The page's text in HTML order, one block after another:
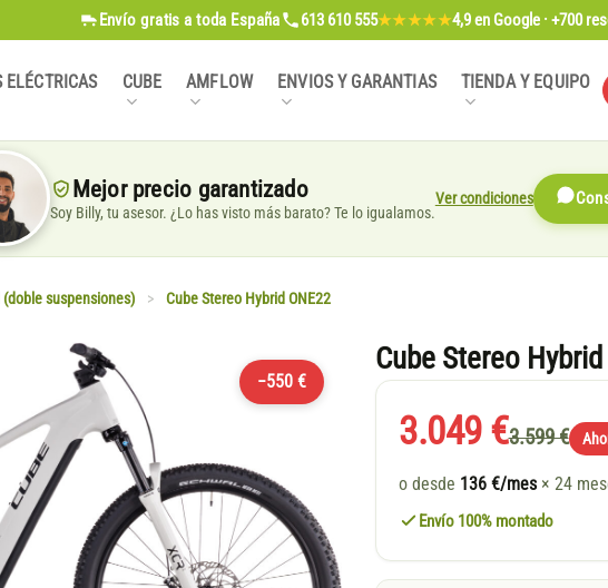
Envío gratis a toda España 613 610 555★★★★★4,9en Google · +700
ELÉCTRICAS CUBE AMFLOW ENVIOS Y GARANTIAS TIENDA Y EQUIPO
Mejor precio garantizado
Soy Billy, tu asesor. ¿Lo has visto más barato? Te lo igualamos.
Ver condiciones
suspensiones) > Cube Stereo Hybrid ONE22
−550 €
Cube Stereo
3.049 €3.599 €
o desde 136 €/mes × 24
Envío 100% montado